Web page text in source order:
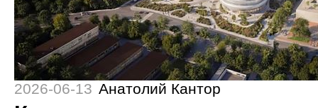
2026-06-13 Анатолий Кантор